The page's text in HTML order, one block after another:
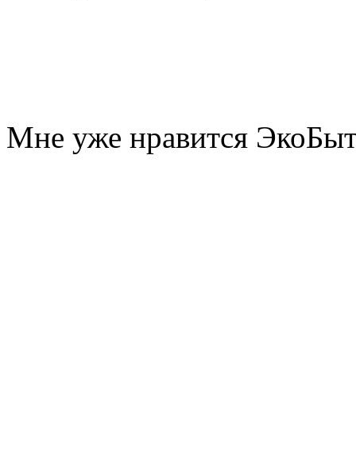
Мне уже нравится